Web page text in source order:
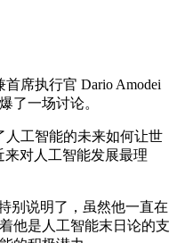
席执行官 Dario Amodei
了一场讨论。
工智能的未来如何让世
对人工智能发展最理
说明了，虽然他一直在
他是人工智能末日论的支